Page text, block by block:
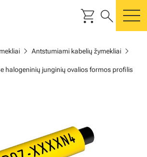
shopping_cart search
chevron_right Antstumiami kabelių žymekliaichevron_right
halogeninių junginių ovalios formos profilis